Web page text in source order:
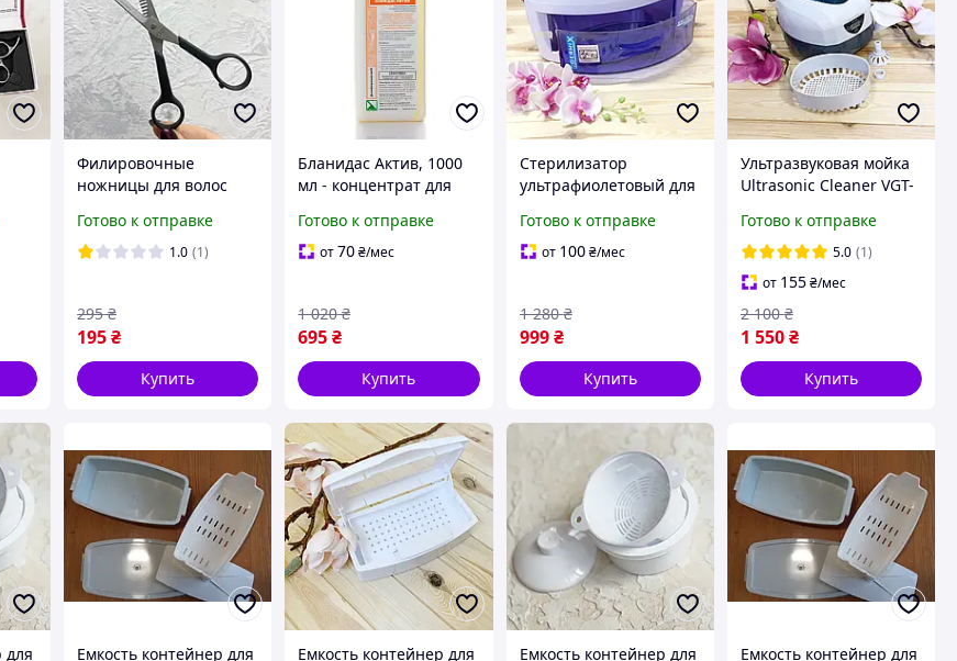
Филировочные
ножницы для волос
Готово к отправке
1.0 (1)
195₴
295 ₴
Купить
Бланидас Актив, 1000
мл - концентрат для
дезинфекции
Готово к отправке
от70₴/мес
695₴
1 020 ₴
Купить
Стерилизатор
ультрафиолетовый для
Готово к отправке
от 100 ₴/мес
999 ₴
1 280 ₴
Купить
Ультразвуковая мойка
Ultrasonic Cleaner VGT-
Готово к отправке
5.0 (1)
от 155₴/мес
1 550₴
2 100 ₴
Купить
для
Емкость контейнер для
Емкость контейнер для
Емкость контейнер для
Емкость контейнер для